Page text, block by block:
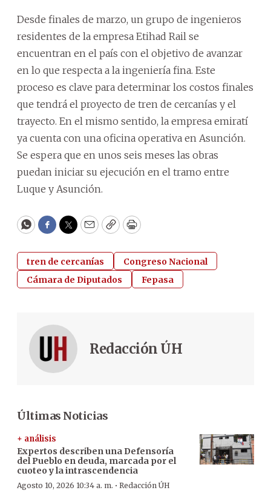
Desde finales de marzo, un grupo de ingenieros
residentes de la empresa Etihad Rail se
encuentran en el país con el objetivo de avanzar
en lo que respecta a la ingeniería fina. Este
proceso es clave para determinar los costos finales
que tendrá el proyecto de tren de cercanías y el
trayecto. En el mismo sentido, la empresa emiratí
ya cuenta con una oficina operativa en Asunción.
Se espera que en unos seis meses las obras
puedan iniciar su ejecución en el tramo entre
Luque y Asunción.
WhatsApp
Facebook
Twitter
EmailCopyPrint
tren de cercanías
Congreso Nacional
Cámara de Diputados
Fepasa
Redacción ÚH
Últimas Noticias
+ análisis
Expertos describen una Defensoría
del Pueblo en deuda, marcada por el
cuoteo y la intrascendencia
Agosto 10, 2026 10:34 a. m. · Redacción ÚH